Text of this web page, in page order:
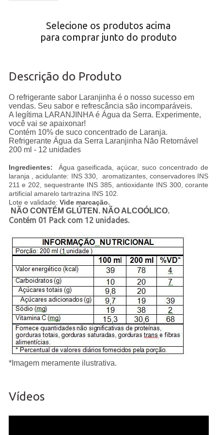
Selecione os produtos acima
para comprar junto do produto
Descrição do Produto
O refrigerante sabor Laranjinha é o nosso sucesso em
vendas. Seu sabor e refrescância são incomparáveis.
A legítima LARANJINHA é Água da Serra. Experimente,
você vai se apaixonar!
Contém 10% de suco concentrado de Laranja.
Refrigerante Água da Serra Laranjinha Não Retornável
200 ml - 12 unidades
Ingredientes: Água gaseificada, açúcar, suco concentrado de
laranja , acidulante: INS 330, aromatizantes, conservadores INS
211 e 202, sequestrante INS 385, antioxidante INS 300, corante
artificial amarelo tartrazina INS 102.
Lote e validade: Vide marcação.
NÃO CONTÉM GLÚTEN. NÃO ALCOÓLICO.
Contém 01 Pack com 12 unidades.
*Imagem meramente ilustrativa.
Vídeos